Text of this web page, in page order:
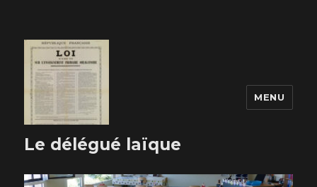
Le délégué laïque
MENU